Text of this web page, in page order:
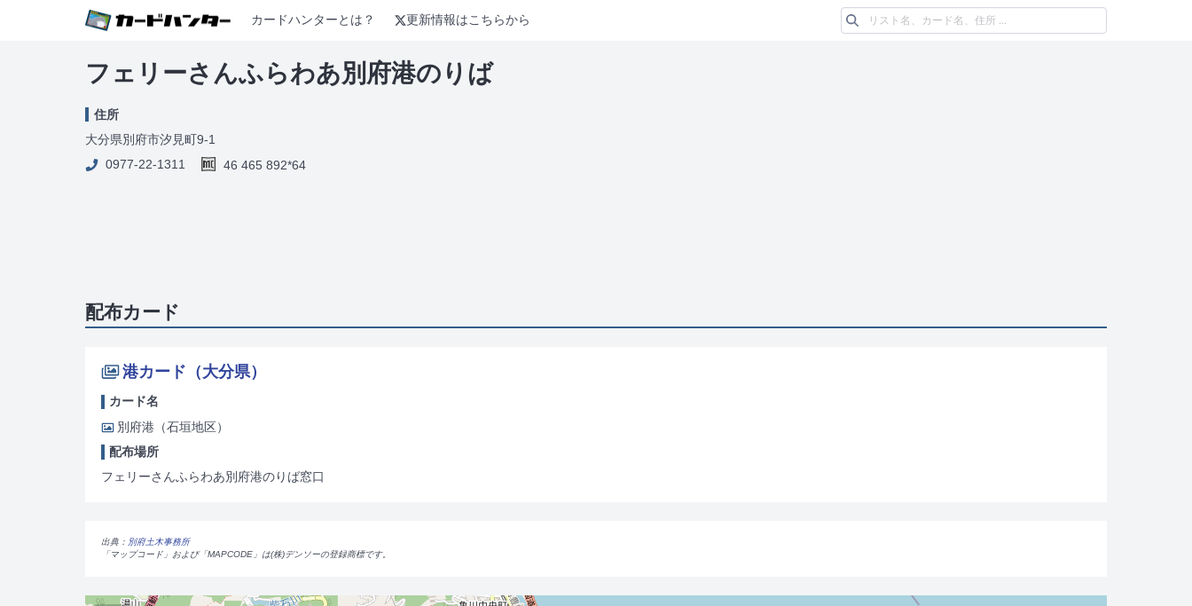
カードハンターとは？ 更新情報はこちらから
フェリーさんふらわあ別府港のりば
住所
大分県別府市汐見町9-1
0977-22-1311
46 465 892*64
配布カード
港カード（大分県）
カード名
別府港（石垣地区）
配布場所
フェリーさんふらわあ別府港のりば窓口
出典： 別府土木事務所
「マップコード」および「MAPCODE」は(株)デンソーの登録商標です。